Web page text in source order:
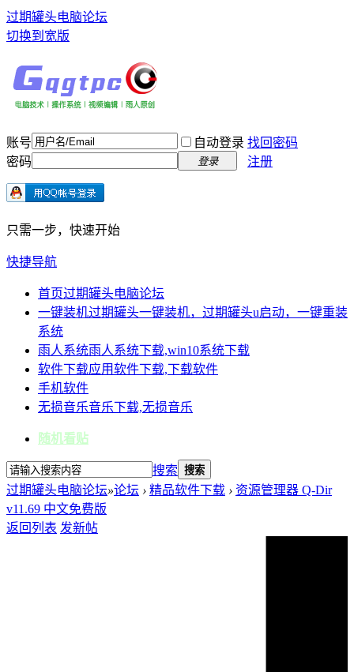
过期罐头电脑论坛
切换到宽版
账号 自动登录 找回密码
密码
登录 注册
只需一步，快速开始
快捷导航
首页过期罐头电脑论坛
一键装机过期罐头一键装机，过期罐头u启动，一键重装
系统
雨人系统雨人系统下载,win10系统下载
软件下载应用软件下载,下载软件
手机软件
无损音乐音乐下载,无损音乐
随机看贴
搜索 搜索
过期罐头电脑论坛»论坛 › 精品软件下载 › 资源管理器 Q-Dir
v11.69 中文免费版
返回列表 发新帖